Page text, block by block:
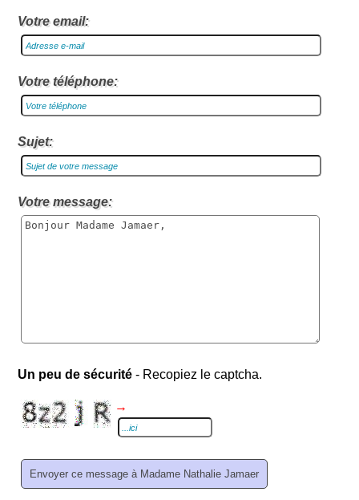
Votre email:
Votre téléphone:
Sujet:
Votre message:
Un peu de sécurité - Recopiez le captcha.
→